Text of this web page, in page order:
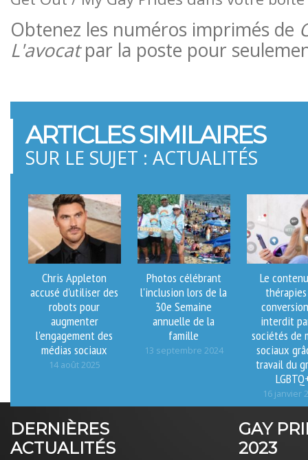
Obtenez les numéros imprimés de
L'avocatpar la poste pour
ARTICLES SIMILAIRES
SUR LE SUJET : ACTUALITÉS
Chris Appleton
accusé d'utiliser des
robots pour
augmenter
l'engagement des
médias sociaux
14 août 2025
Photos célébrant
l'inclusion lors de la
30e Semaine
annuelle de la
famille
13 septembre 2024
Le
interdit
sociétés de
sociaux
travail du
16 janvier
DERNIÈRES
ACTUALITÉS
GAY
2023